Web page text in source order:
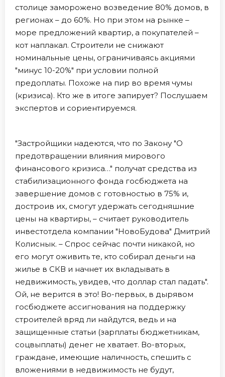
столице заморожено возведение 80% домов, в
регионах – до 60%. Но при этом на рынке –
море предложений квартир, а покупателей –
кот наплакал. Строители не снижают
номинальные цены, ограничиваясь акциями
"минус 10-20%" при условии полной
предоплаты. Похоже на пир во время чумы
(кризиса). Кто же в итоге запирует? Послушаем
экспертов и сориентируемся.
"Застройщики надеются, что по Закону "О
предотвращении влияния мирового
финансового кризиса…" получат средства из
стабилизационного фонда госбюджета на
завершение домов с готовностью в 75% и,
достроив их, смогут удержать сегодняшние
цены на квартиры, – считает руководитель
инвестотдела компании "НовоБудова" Дмитрий
Колиснык. – Спрос сейчас почти никакой, но
его могут оживить те, кто собирал деньги на
жилье в СКВ и начнет их вкладывать в
недвижимость, увидев, что доллар стал падать".
Ой, не верится в это! Во-первых, в дырявом
госбюджете ассигнования на поддержку
строителей вряд ли найдутся, ведь и на
защищенные статьи (зарплаты бюджетникам,
соцвыплаты) денег не хватает. Во-вторых,
граждане, имеющие наличность, спешить с
вложениями в недвижимость не будут,